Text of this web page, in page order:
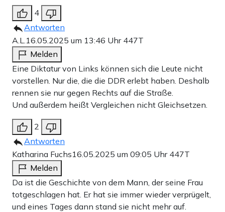
4
Antworten
A.L. 16.05.2025 um 13:46 Uhr 447T
Melden
Eine Diktatur von Links können sich die Leute nicht
vorstellen. Nur die, die die DDR erlebt haben. Deshalb
rennen sie nur gegen Rechts auf die Straße.
Und außerdem heißt Vergleichen nicht Gleichsetzen.
2
Antworten
Katharina Fuchs16.05.2025 um 09:05 Uhr 447T
Melden
Da ist die Geschichte von dem Mann, der seine Frau
totgeschlagen hat. Er hat sie immer wieder verprügelt,
und eines Tages dann stand sie nicht mehr auf.